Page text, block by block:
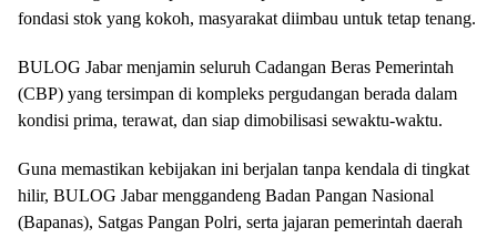
fondasi stok yang kokoh, masyarakat diimbau untuk tetap tenang.
​BULOG Jabar menjamin seluruh Cadangan Beras Pemerintah
(CBP) yang tersimpan di kompleks pergudangan berada dalam
kondisi prima, terawat, dan siap dimobilisasi sewaktu-waktu.
​Guna memastikan kebijakan ini berjalan tanpa kendala di tingkat
hilir, BULOG Jabar menggandeng Badan Pangan Nasional
(Bapanas), Satgas Pangan Polri, serta jajaran pemerintah daerah